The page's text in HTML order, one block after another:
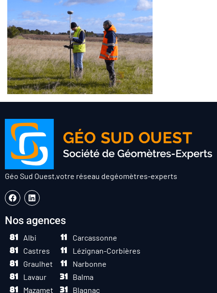
Géo Sud Ouest,votre réseau degéomètres-experts
Nos agences
Albi
Castres
Graulhet
Lavaur
Mazamet
Carcassonne
Lézignan-Corbières
Narbonne
Balma
Blagnac